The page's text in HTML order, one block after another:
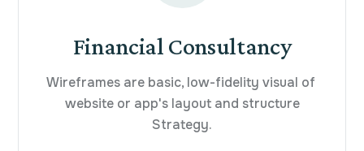
Financial Consultancy
Wireframes are basic, low-fidelity visual of
website or app's layout and structure
Strategy.